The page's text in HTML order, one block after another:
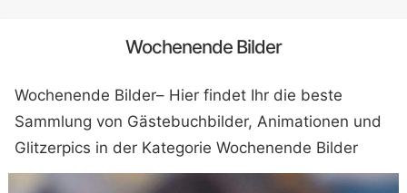
Wochenende Bilder
Wochenende Bilder– Hier findet Ihr die beste
Sammlung von Gästebuchbilder, Animationen und
Glitzerpics in der Kategorie Wochenende Bilder